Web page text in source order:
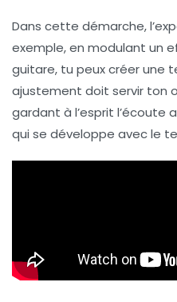
Dans cette démarche,
exemple, en modulant un
guitare, tu peux créer une
ajustement doit servir ton
gardant à l’esprit l’écoute
qui se développe avec le